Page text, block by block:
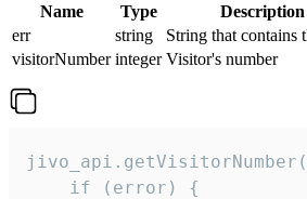
Name Type
Description
err
string
String that contains
visitorNumber integer Visitor's number
    if (error) {